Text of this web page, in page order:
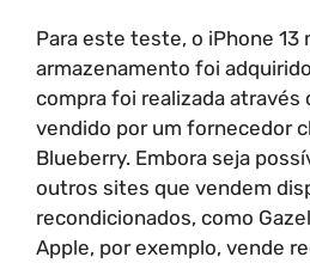
Para este teste, o iPhone 13
armazenamento foi
compra foi realizada através
vendido por um fornecedor
Blueberry. Embora seja
outros sites que vendem
recondicionados, como
Apple, por exemplo, vende